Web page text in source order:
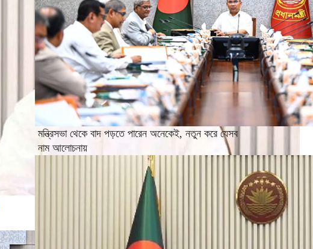
মন্ত্রিসভা থেকে বাদ পড়তে পারেন অনেকেই, নতুন করে যেসব
নাম আলোচনায়